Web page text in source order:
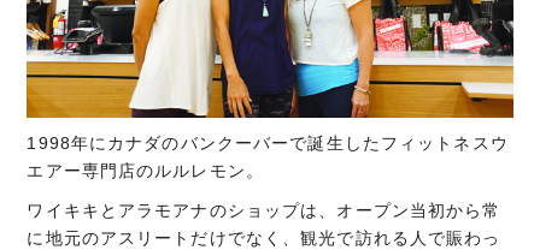
1998年にカナダのバンクーバーで誕生したフィットネスウ
エアー専門店のルルレモン。
ワイキキとアラモアナのショップは、オープン当初から常
に地元のアスリートだけでなく、観光で訪れる人で賑わっ